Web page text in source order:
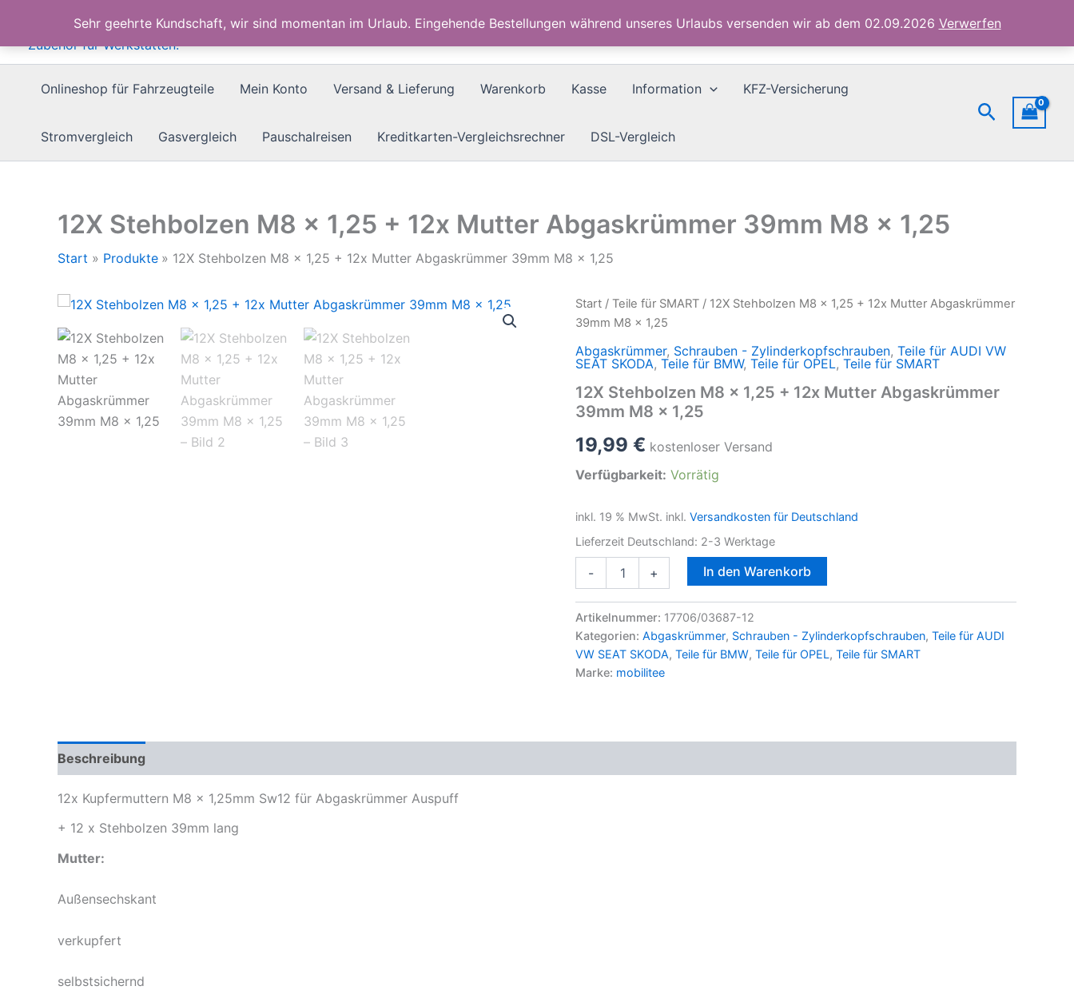
Sehr geehrte Kundschaft, wir sind momentan im Urlaub. Eingehende Bestellungen während unseres Urlaubs versenden wir ab dem 02.09.2026 Verwerfen
springen
Onlineshop für Fahrzeugteile Mein Konto Versand & Lieferung Warenkorb Kasse Information KFZ-Versicherung
Stromvergleich Gasvergleich Pauschalreisen Kreditkarten-Vergleichsrechner DSL-Vergleich
Suchen
12X Stehbolzen M8 x 1,25 + 12x Mutter Abgaskrümmer 39mm M8 x 1,25
Start Produkte 12X Stehbolzen M8 x 1,25 + 12x Mutter Abgaskrümmer 39mm M8 x 1,25
Start / Teile für SMART / 12X Stehbolzen M8 x 1,25 + 12x Mutter Abgaskrümmer
39mm M8 x 1,25
Abgaskrümmer, Schrauben - Zylinderkopfschrauben, Teile für AUDI VW
SEAT SKODA, Teile für BMW, Teile für OPEL, Teile für SMART
12X Stehbolzen M8 x 1,25 + 12x Mutter Abgaskrümmer
39mm M8 x 1,25
19,99 € kostenloser Versand
Verfügbarkeit: Vorrätig
inkl. 19 % MwSt. inkl. Versandkosten für Deutschland
Lieferzeit Deutschland: 2-3 Werktage
-
Stehbolzen
x
+
12x
Mutter
x
+ In den Warenkorb
Artikelnummer: 17706/03687-12
Kategorien: Abgaskrümmer, Schrauben - Zylinderkopfschrauben, Teile für AUDI
VW SEAT SKODA, Teile für BMW, Teile für OPEL, Teile für SMART
Marke: mobilitee
Beschreibung
12x Kupfermuttern M8 x 1,25mm Sw12 für Abgaskrümmer Auspuff
+ 12 x Stehbolzen 39mm lang
Mutter:
Außensechskant
verkupfert
selbstsichernd
12x
Mutter
Abgaskrümmer
39mm
x